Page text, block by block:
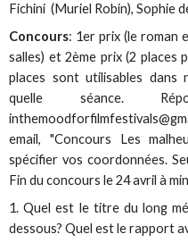
Fichini (Muriel Robin), Sophie
Concours: 1er prix (le roman
salles) et 2ème prix (2 places
places sont utilisables dans
quelle séance.
email, "Concours Les
spécifier vos coordonnées.
Fin du concours le 24 avril à
1. Quel est le titre du long
dessous? Quel est le rapport